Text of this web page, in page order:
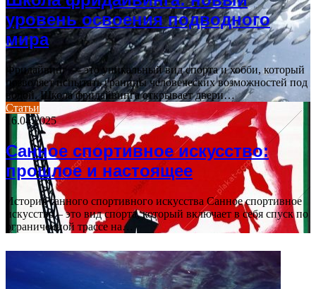
уровень освоения подводного
мира
Фридайвинг — это уникальный вид спорта и хобби, который
позволяет испытать границы человеческих возможностей под
водой. Школа фридайвинга открывает двери…
Статьи
16.04.2025
Санное спортивное искусство:
прошлое и настоящее
История санного спортивного искусства Санное спортивное
искусство – это вид спорта, который включает в себя спуск по
ограниченной трассе на…